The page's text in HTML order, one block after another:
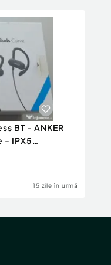
BT - ANKER
- IPX5
Neck
15 zile în urmă